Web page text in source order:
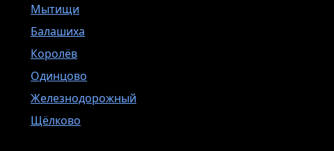
Мытищи
Балашиха
Королёв
Одинцово
Железнодорожный
Щёлково